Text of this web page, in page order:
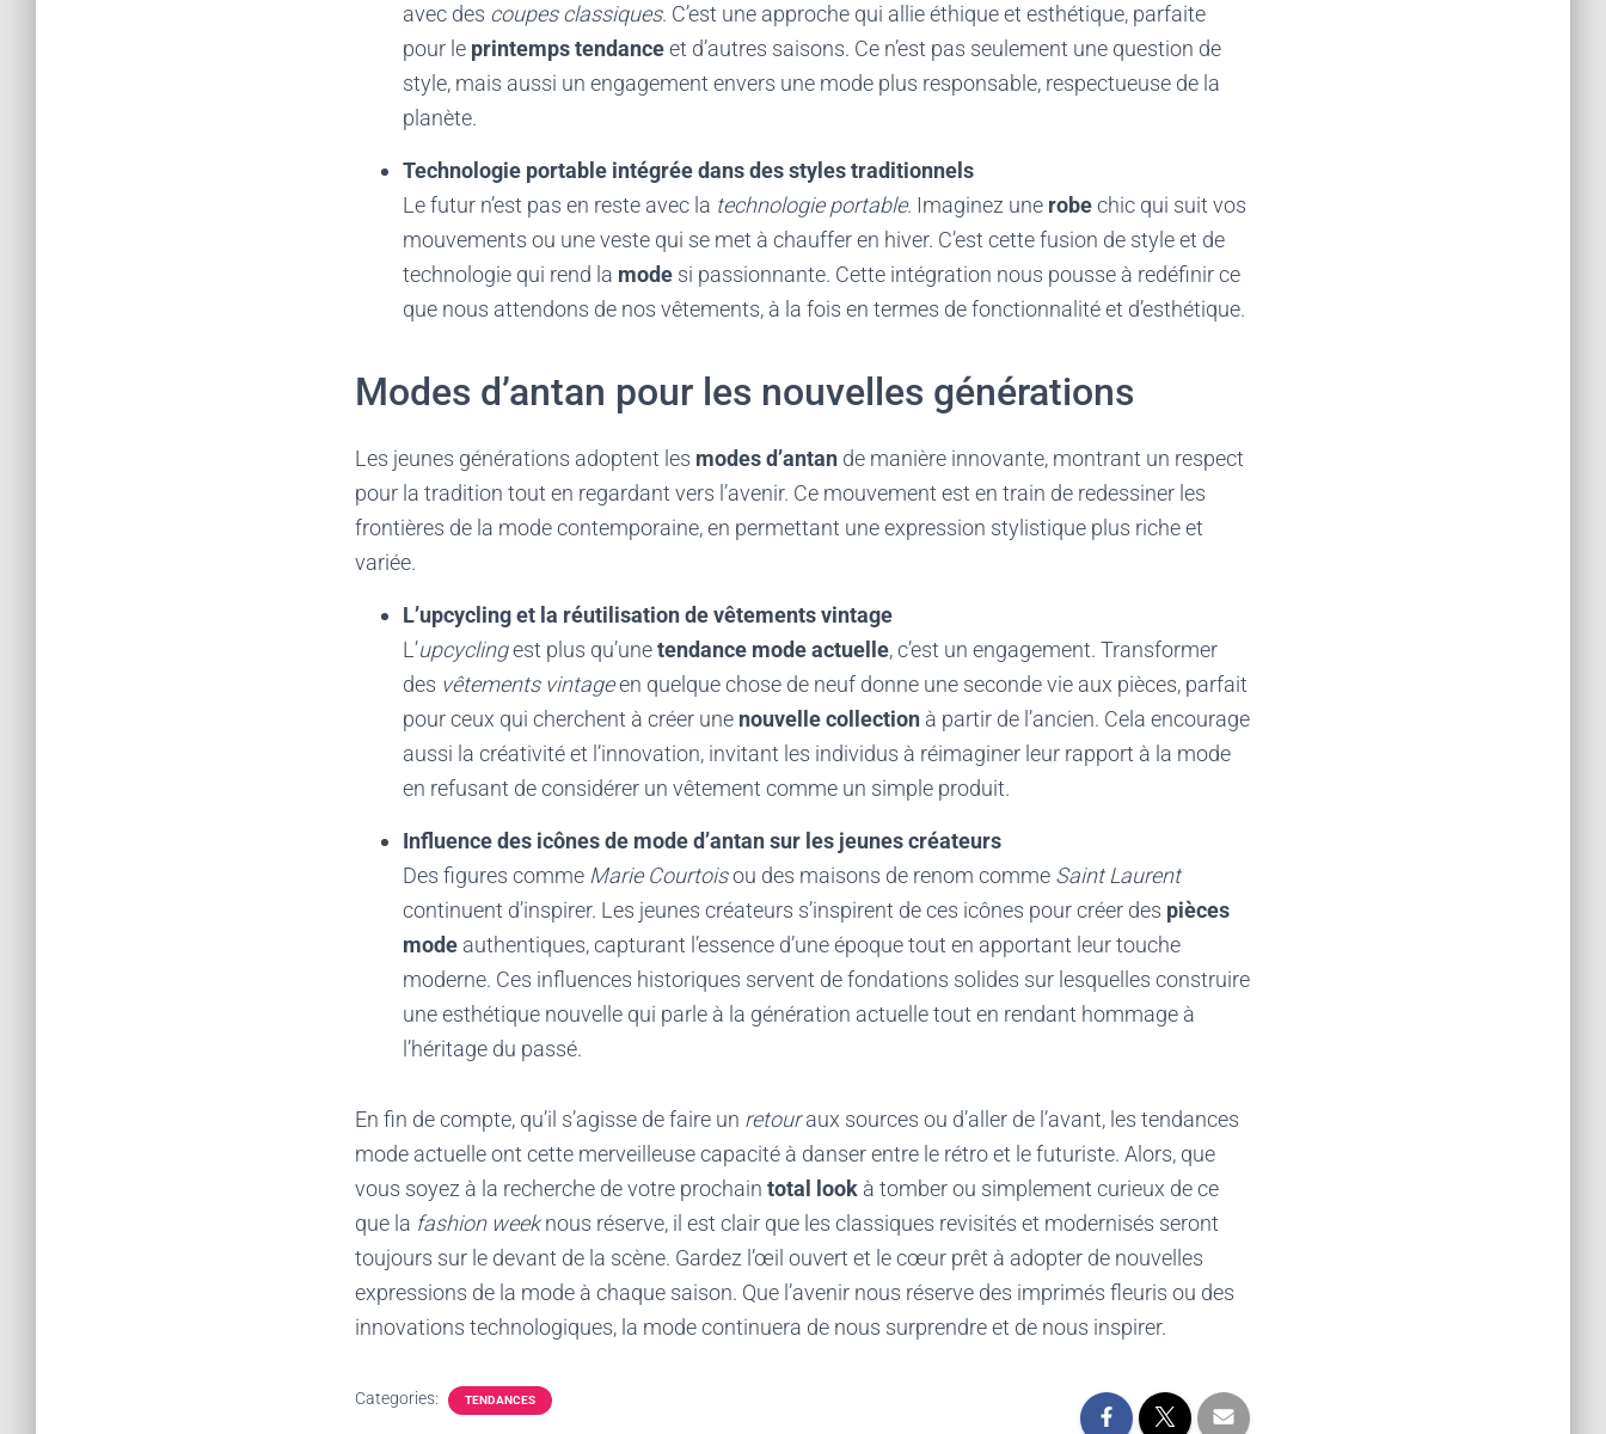
avec des coupes classiques. C’est une approche qui allie éthique et esthétique, parfaite
pour le printemps tendanceet d’autres saisons. Ce n’est pas seulement une question de
style, mais aussi un engagement envers une mode plus responsable, respectueuse de la
planète.
Technologie portable intégrée dans des styles traditionnels
Le futur n’est pas en reste avec la technologie portable. Imaginez une robechic qui suit vos
mouvements ou une veste qui se met à chauffer en hiver. C’est cette fusion de style et de
technologie qui rend la mode si passionnante. Cette intégration nous pousse à redéfinir ce
que nous attendons de nos vêtements, à la fois en termes de fonctionnalité et d’esthétique.
Modes d’antan pour les nouvelles générations
Les jeunes générations adoptent les modes d’antan de manière innovante, montrant un respect
pour la tradition tout en regardant vers l’avenir. Ce mouvement est en train de redessiner les
frontières de la mode contemporaine, en permettant une expression stylistique plus riche et
variée.
L’upcycling et la réutilisation de vêtements vintage
L’upcyclingest plus qu’unetendance mode actuelle, c’est un engagement. Transformer
des vêtements vintageen quelque chose de neuf donne une seconde vie aux pièces, parfait
pour ceux qui cherchent à créer une nouvelle collection à partir de l’ancien. Cela encourage
aussi la créativité et l’innovation, invitant les individus à réimaginer leur rapport à la mode
en refusant de considérer un vêtement comme un simple produit.
Influence des icônes de mode d’antan sur les jeunes créateurs
Des figures comme Marie Courtoisou des maisons de renom comme Saint Laurent
continuent d’inspirer. Les jeunes créateurs s’inspirent de ces icônes pour créer des pièces
mode authentiques, capturant l’essence d’une époque tout en apportant leur touche
moderne. Ces influences historiques servent de fondations solides sur lesquelles construire
une esthétique nouvelle qui parle à la génération actuelle tout en rendant hommage à
l’héritage du passé.
En fin de compte, qu’il s’agisse de faire un retouraux sources ou d’aller de l’avant, les tendances
mode actuelle ont cette merveilleuse capacité à danser entre le rétro et le futuriste. Alors, que
vous soyez à la recherche de votre prochain total look à tomber ou simplement curieux de ce
que la fashion weeknous réserve, il est clair que les classiques revisités et modernisés seront
toujours sur le devant de la scène. Gardez l’œil ouvert et le cœur prêt à adopter de nouvelles
expressions de la mode à chaque saison. Que l’avenir nous réserve des imprimés fleuris ou des
innovations technologiques, la mode continuera de nous surprendre et de nous inspirer.
Categories: TENDANCES